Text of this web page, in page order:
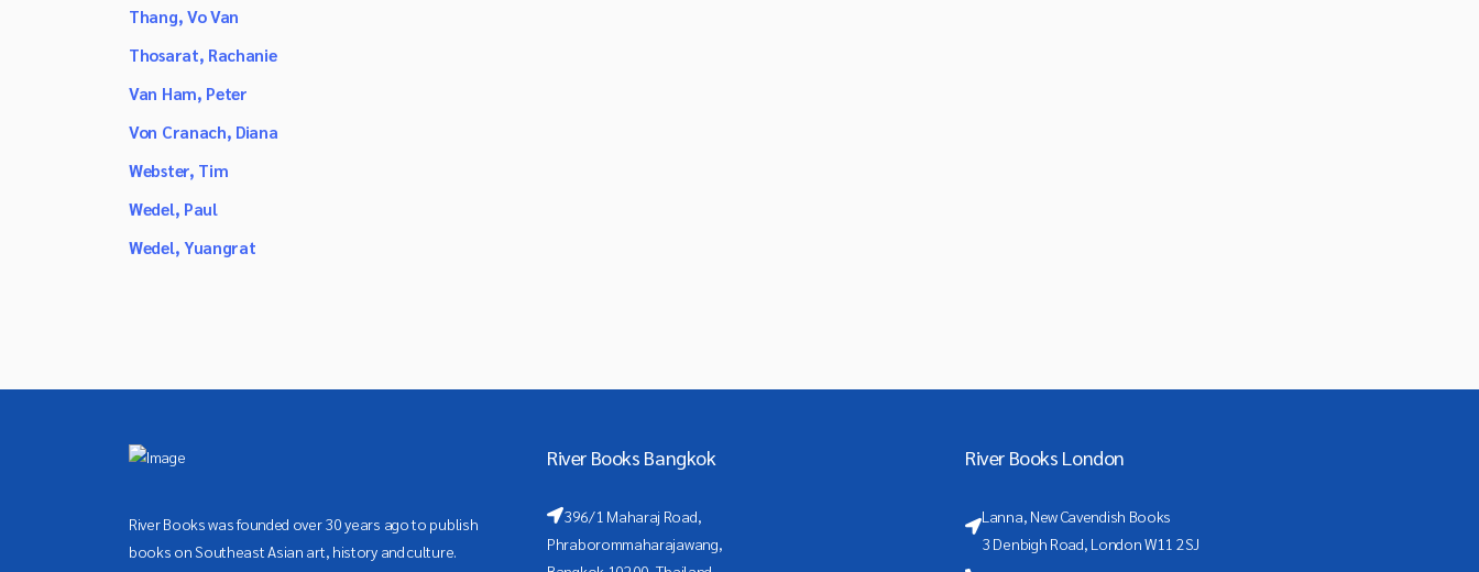
Thang, Vo Van
Thosarat, Rachanie
Van Ham, Peter
Von Cranach, Diana
Webster, Tim
Wedel, Paul
Wedel, Yuangrat
River Books was founded over 30 years ago to publish
books on Southeast Asian art, history and culture.
River Books Bangkok
396/1 Maharaj Road,
Phraborommaharajawang,
River Books London
Lanna, New Cavendish Books
3 Denbigh Road, London W11 2SJ